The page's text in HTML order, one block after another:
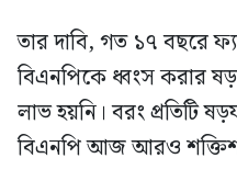
তার দাবি, গত ১৭ বছরে
বিএনপিকে ধ্বংস করার
লাভ হয়নি। বরং প্রতিটি
বিএনপি আজ আরও